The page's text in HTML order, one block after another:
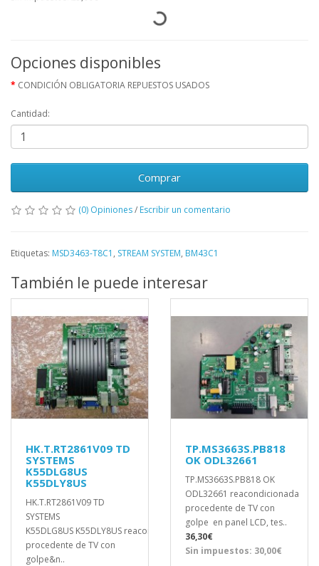
Opciones disponibles
CONDICIÓN OBLIGATORIA REPUESTOS USADOS
Cantidad:
Comprar
(0) Opiniones/ Escribir un comentario
Etiquetas: MSD3463-T8C1 , STREAM SYSTEM, BM43C1
También le puede interesar
HK.T.RT2861V09 TD
SYSTEMS
K55DLG8US
K55DLY8US
HK.T.RT2861V09 TD
SYSTEMS
K55DLG8US K55DLY8US reacondicionada
procedente de TV con
golpe&n..
TP.MS3663S.PB818
OK ODL32661
TP.MS3663S.PB818 OK
ODL32661 reacondicionada
procedente de TV con
golpe en panel LCD, tes..
36,30€
Sin impuestos: 30,00€